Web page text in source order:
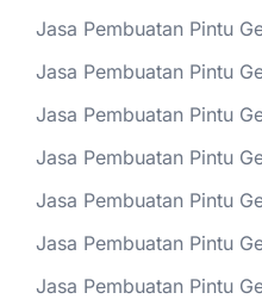
Jasa Pembuatan Pintu
Jasa Pembuatan Pintu
Jasa Pembuatan Pintu
Jasa Pembuatan Pintu
Jasa Pembuatan Pintu
Jasa Pembuatan Pintu
Jasa Pembuatan Pintu